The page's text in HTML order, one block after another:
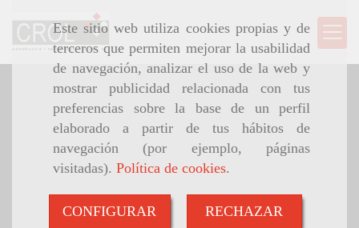
Este sitio web utiliza cookies propias y de
terceros que permiten mejorar la usabilidad
de navegación, analizar el uso de la web y
mostrar publicidad relacionada con tus
preferencias sobre la base de un perfil
elaborado a partir de tus hábitos de
navegación (por ejemplo, páginas
visitadas). Política de cookies.
CONFIGURAR RECHAZAR